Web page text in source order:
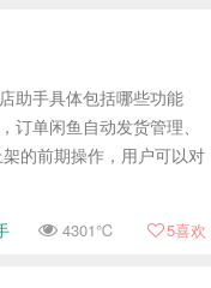
助手具体包括哪些功能
单闲鱼自动发货管理、
的前期操作，用户可以对
4301℃ 5喜欢